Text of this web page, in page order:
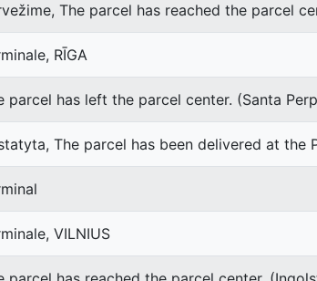
The parcel has reached the parcel
RĪGA
parcel has left the parcel center. (Santa
The parcel has been delivered at the
VILNIUS